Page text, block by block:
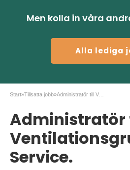
Men kolla in våra
Alla lediga
Start»Tillsatta jobb» Administratör till Ventilationsgruppen Service.
Administratör
Service.